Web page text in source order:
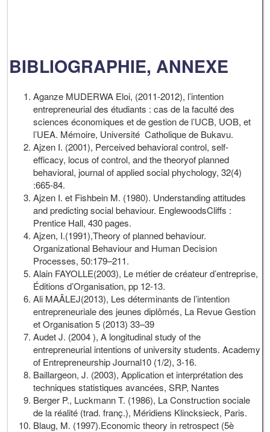
BIBLIOGRAPHIE, ANNEXE
Aganze MUDERWA Eloi, (2011-2012), l’intention
entrepreneurial des étudiants : cas de la faculté des
sciences économiques et de gestion de l’UCB, UOB, et
l’UEA. Mémoire, Université Catholique de Bukavu.
Ajzen I. (2001), Perceived behavioral control, self-
efficacy, locus of control, and the theoryof planned
behavioral, journal of applied social phychology, 32(4)
:665-84.
Ajzen I. et Fishbein M. (1980). Understanding attitudes
and predicting social behaviour. EnglewoodsCliffs :
Prentice Hall, 430 pages.
Ajzen, I.(1991),Theory of planned behaviour.
Organizational Behaviour and Human Decision
Processes, 50:179–211.
Alain FAYOLLE(2003), Le métier de créateur d’entreprise,
Éditions d’Organisation, pp 12-13.
Ali MAÂLEJ(2013), Les déterminants de l’intention
entrepreneuriale des jeunes diplômés, La Revue Gestion
et Organisation 5 (2013) 33–39
Audet J. (2004 ), A longitudinal study of the
entrepreneurial intentions of university students. Academy
of Entrepreneurship Journal10 (1/2), 3-16.
Baillargeon, J. (2003), Application et interprétation des
techniques statistiques avancées, SRP, Nantes
Berger P., Luckmann T. (1986), La Construction sociale
de la réalité (trad. franç.), Méridiens Klincksieck, Paris.
Blaug, M. (1997).Economic theory in retrospect (5è